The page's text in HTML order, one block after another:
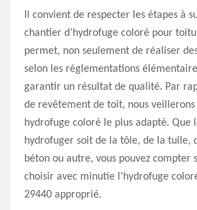
Il convient de respecter les étapes à
chantier d’hydrofuge coloré pour
permet, non seulement de réaliser
selon les réglementations
garantir un résultat de qualité. Par
de revêtement de toit, nous
hydrofuge coloré le plus adapté. Que
hydrofuger soit de la tôle, de la tuile,
béton ou autre, vous pouvez compter
choisir avec minutie l’hydrofuge
29440 approprié.